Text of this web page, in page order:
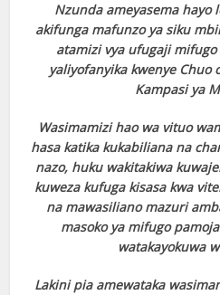
Nzunda ameyasema hayo
akifunga mafunzo ya siku
atamizi vya ufugaji
yaliyofanyika kwenye Chuo
Kampasi ya
Wasimamizi hao wa vituo
hasa katika kukabiliana na
nazo, huku wakitakiwa
kuweza kufuga kisasa kwa
na mawasiliano mazuri
masoko ya mifugo
watakayokuwa
Lakini pia amewataka